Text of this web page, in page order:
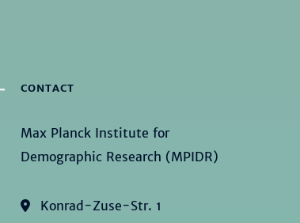
CONTACT
Max Planck Institute for
Demographic Research (MPIDR)
Konrad-Zuse-Str. 1